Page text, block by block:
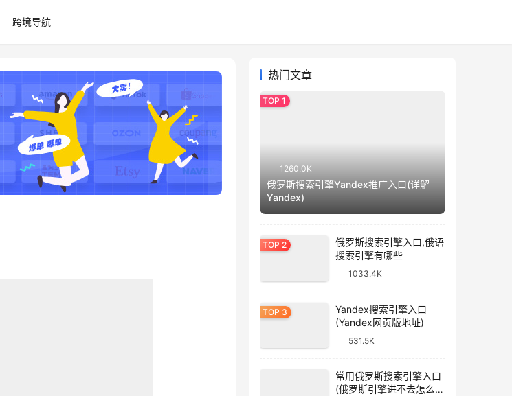
跨境导航
热门文章
1260.0K
俄罗斯搜索引擎Yandex推广入口(详解
Yandex)
俄罗斯搜索引擎入口,俄语
搜索引擎有哪些
1033.4K
Yandex搜索引擎入口
(Yandex网页版地址)
531.5K
常用俄罗斯搜索引擎入口
(俄罗斯引擎进不去怎么